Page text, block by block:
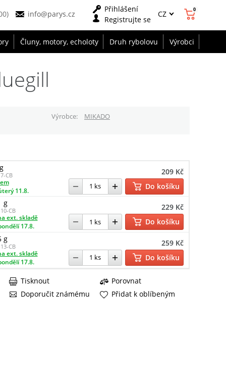
info@parys.cz
Přihlášení
Registrujte se
CZ 0
Čluny, motory, echoloty Druh rybolovu Výrobci
Výrobce MIKADO
CB 209 Kč
11.8.
Do košíku
g
CB 229 Kč
ext. skladě
17.8.
Do košíku
g
CB 259 Kč
ext. skladě
17.8.
Do košíku
Porovnat
Doporučit známému
Tisknout
Přidat k oblíbeným